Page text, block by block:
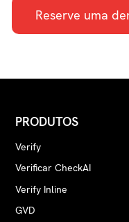
Reserve uma
PRODUTOS
Verify
Verificar CheckAI
Verify Inline
GVD